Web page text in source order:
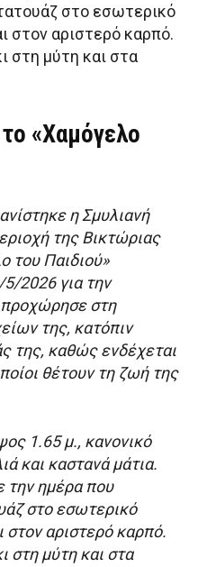
στο εσωτερικό
στον αριστερό καρπό.
στη μύτη και στα
«Χαμόγελο
η Σμυλιανή
της Βικτώριας
του Παιδιού»
2026 για την
προχώρησε στη
της, κατόπιν
της, καθώς ενδέχεται
θέτουν τη ζωή της
1.65 μ., κανονικό
και καστανά μάτια.
την ημέρα που
στο εσωτερικό
στον αριστερό καρπό.
στη μύτη και στα